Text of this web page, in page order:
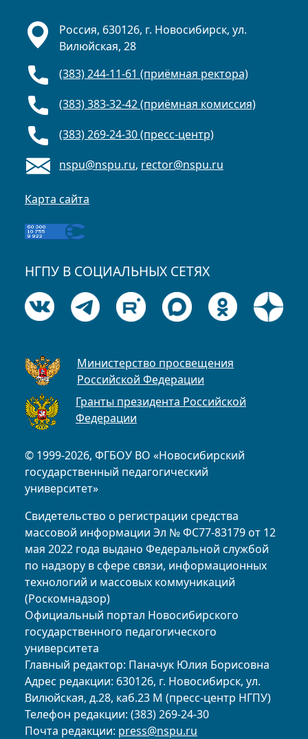
© 1999-2026, ФГБОУ ВО «Новосибирский
государственный педагогический
университет»
Свидетельство о регистрации средства
массовой информации Эл № ФС77-83179 от 12
мая 2022 года выдано Федеральной службой
по надзору в сфере связи, информационных
технологий и массовых коммуникаций
(Роскомнадзор)
Официальный портал Новосибирского
государственного педагогического
университета
Главный редактор: Паначук Юлия Борисовна
Адрес редакции: 630126, г. Новосибирск, ул.
Вилюйская, д.28, каб.23 М (пресс-центр НГПУ)
Телефон редакции: (383) 269-24-30
Почта редакции: press@nspu.ru
Россия, 630126, г. Новосибирск, ул.
Вилюйская, 28
(383) 244-11-61 (приёмная ректора)
(383) 383-32-42 (приёмная комиссия)
(383) 269-24-30 (пресс-центр)
nspu@nspu.ru, rector@nspu.ru
Карта сайта
НГПУ В СОЦИАЛЬНЫХ СЕТЯХ
Министерство просвещения
Российской Федерации
Гранты президента Российской
Федерации